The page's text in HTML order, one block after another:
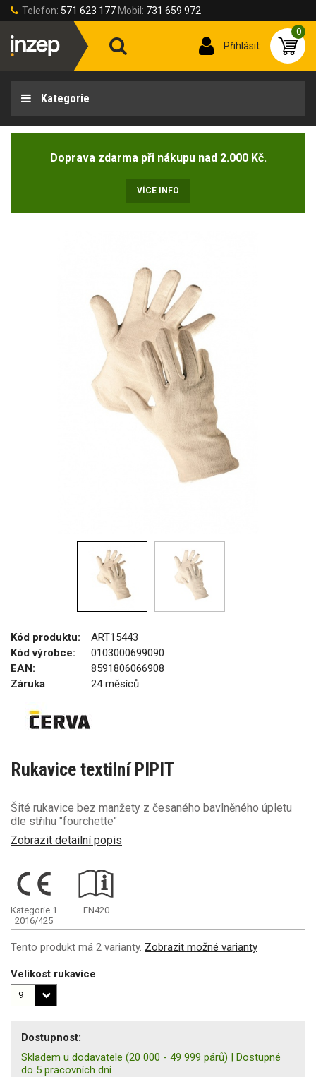
Telefon: 571 623 177 Mobil: 731 659 972
Přihlásit
0
Kategorie
Doprava zdarma při nákupu nad 2.000 Kč.
VÍCE INFO
Kód produktu:
ART15443
Kód výrobce:
0103000699090
EAN:
8591806066908
Záruka
24 měsíců
Rukavice textilní PIPIT
Šité rukavice bez manžety z česaného bavlněného úpletu
dle střihu "fourchette"
Zobrazit detailní popis
Kategorie 1
2016/425
EN420
Tento produkt má 2 varianty. Zobrazit možné varianty
Velikost rukavice
Dostupnost:
Skladem u dodavatele (20 000 - 49 999 párů) | Dostupné
do 5 pracovních dní